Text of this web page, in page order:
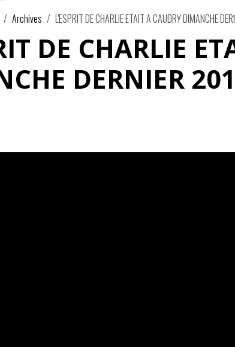
Archives L'ESPRIT DE CHARLIE ETAIT A CAUDRY DIMANCHE
DE CHARLIE
DERNIER